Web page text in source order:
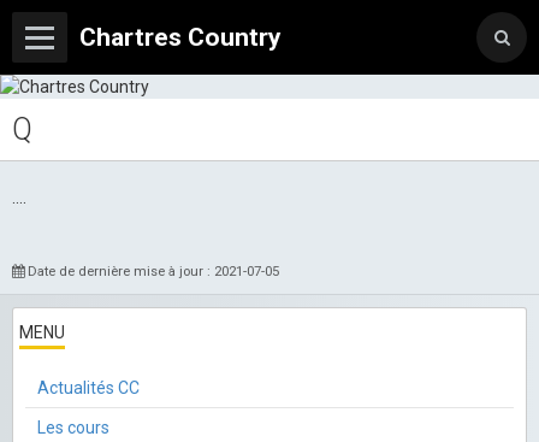
Chartres Country
Q
Date de dernière mise à jour : 2021-07-05
MENU
Actualités CC
Les cours